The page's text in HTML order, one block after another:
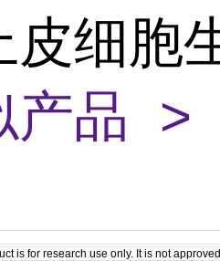
皮细胞
产品 >
is for research use only. It is not